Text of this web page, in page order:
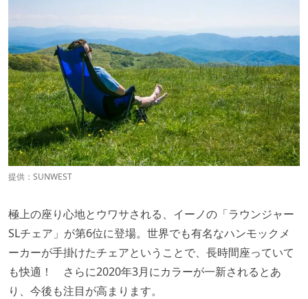
提供：SUNWEST
極上の座り心地とウワサされる、イーノの「ラウンジャー
SLチェア」が第6位に登場。世界でも有名なハンモックメ
ーカーが手掛けたチェアということで、長時間座っていて
も快適！ さらに2020年3月にカラーが一新されるとあ
り、今後も注目が高まります。